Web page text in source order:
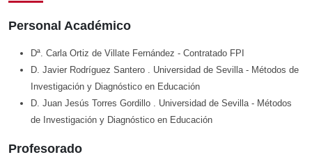
Personal Académico
Dª. Carla Ortiz de Villate Fernández - Contratado FPI
D. Javier Rodríguez Santero . Universidad de Sevilla - Métodos de
Investigación y Diagnóstico en Educación
D. Juan Jesús Torres Gordillo . Universidad de Sevilla - Métodos
de Investigación y Diagnóstico en Educación
Profesorado